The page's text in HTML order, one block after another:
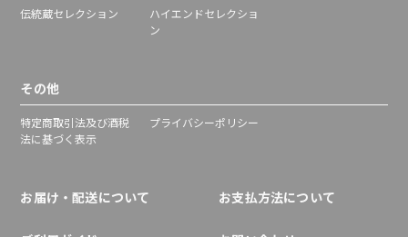
伝統蔵セレクション
ハイエンドセレクショ
ン
その他
特定商取引法及び酒税
法に基づく表示
プライバシーポリシー
お届け・配送について お支払方法について